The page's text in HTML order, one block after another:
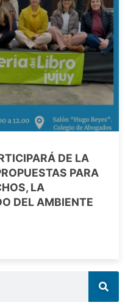
DE LA
PARA
LA
DEL AMBIENTE